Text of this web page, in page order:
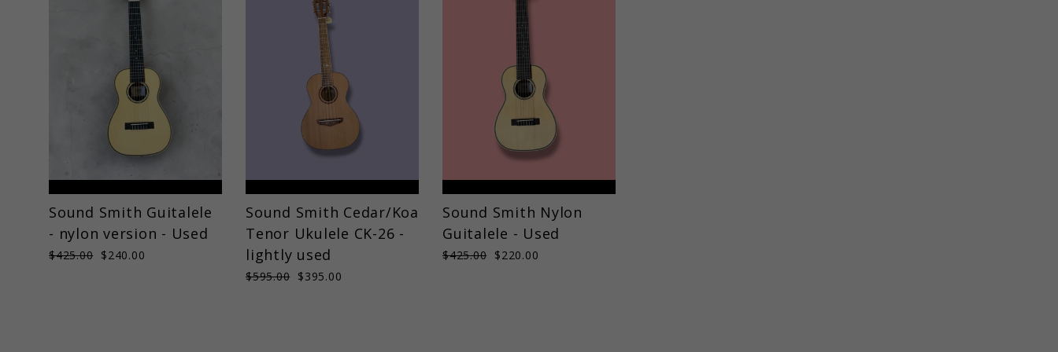
Sound Smith Guitalele
- nylon version - Used
Prix
$425.00 Prix
$240.00
Sound Smith Cedar/Koa
Tenor Ukulele CK-26 -
lightly used
Prix
$595.00 Prix
$395.00
Sound Smith Nylon
Guitalele - Used
Prix
$425.00 Prix
$220.00